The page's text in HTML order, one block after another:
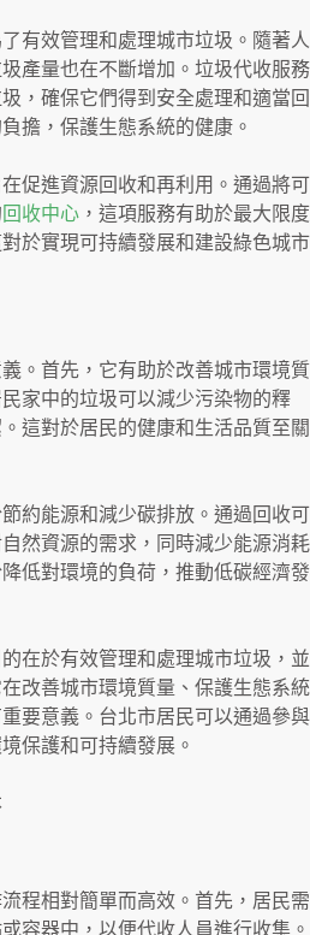
有效管理和處理城市垃圾。隨著人
產量也在不斷增加。垃圾代收服務
，確保它們得到安全處理和適當回
擔，保護生態系統的健康。
促進資源回收和再利用。通過將可
回收中心 ，這項服務有助於最大限度
於實現可持續發展和建設綠色城市
。首先，它有助於改善城市環境質
家中的垃圾可以減少污染物的釋
這對於居民的健康和生活品質至關
約能源和減少碳排放。通過回收可
然資源的需求，同時減少能源消耗
低對環境的負荷，推動低碳經濟發
在於有效管理和處理城市垃圾，並
改善城市環境質量、保護生態系統
要意義。台北市居民可以通過參與
保護和可持續發展。
程相對簡單而高效。首先，居民需
容器中，以便代收人員進行收集。